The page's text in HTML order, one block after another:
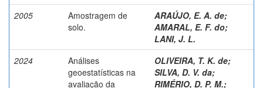
2005
Amostragem de
solo.
ARAÚJO, E. A. de;
AMARAL, E. F. do;
LANI, J. L.
2024
Análises
geoestatísticas na
avaliação da
OLIVEIRA, T. K. de;
SILVA, D. V. da;
RIMÉRIO, D. P. M.;